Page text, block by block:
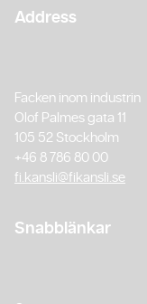
Address
Facken inom industrin
Olof Palmes gata 11
105 52 Stockholm
+46 8 786 80 00
fi.kansli@fikansli.se
Snabblänkar